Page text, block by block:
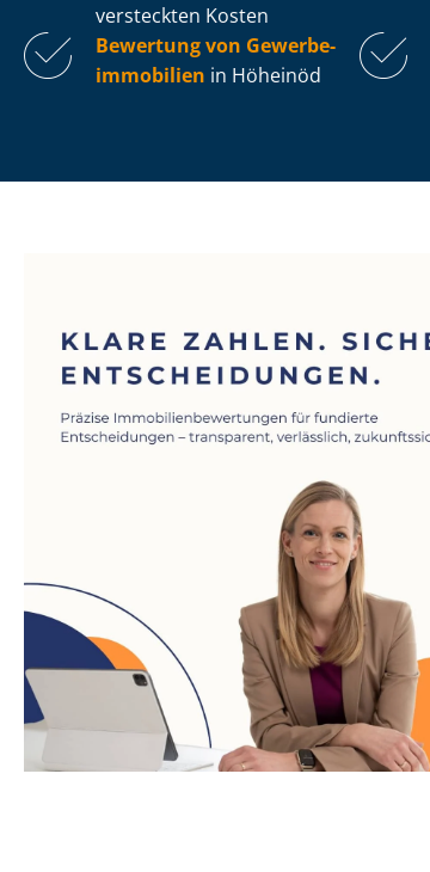
versteckten Kosten
Bewertung von Ge­wer­be­
im­mo­bi­li­en in Höheinöd